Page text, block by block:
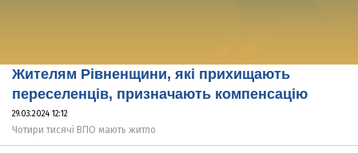
Жителям Рівненщини, які прихищають
переселенців, призначають компенсацію
29.03.2024 12:12
Чотири тисячі ВПО мають житло